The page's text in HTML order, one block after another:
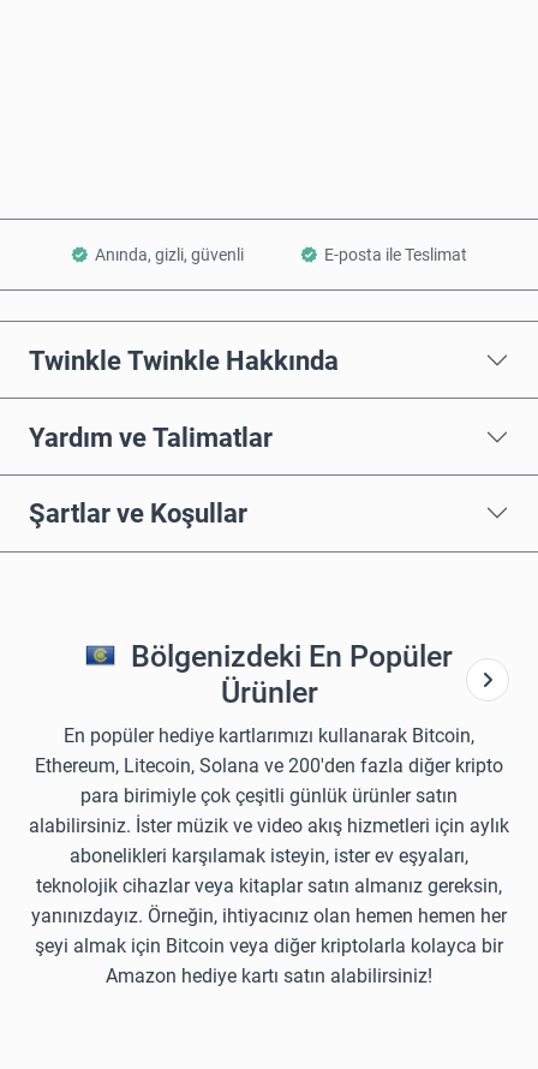
Anında, gizli, güvenli E-posta ile Teslimat
Twinkle Twinkle Hakkında
Yardım ve Talimatlar
Şartlar ve Koşullar
Bölgenizdeki En Popüler
Ürünler
En popüler hediye kartlarımızı kullanarak Bitcoin,
Ethereum, Litecoin, Solana ve 200'den fazla diğer kripto
para birimiyle çok çeşitli günlük ürünler satın
alabilirsiniz. İster müzik ve video akış hizmetleri için aylık
abonelikleri karşılamak isteyin, ister ev eşyaları,
teknolojik cihazlar veya kitaplar satın almanız gereksin,
yanınızdayız. Örneğin, ihtiyacınız olan hemen hemen her
şeyi almak için Bitcoin veya diğer kriptolarla kolayca bir
Amazon hediye kartı satın alabilirsiniz!